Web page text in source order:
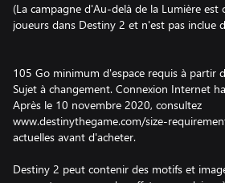
(La campagne d'Au-delà de la Lumière est
joueurs dans Destiny 2 et n'est pas inclue
105 Go minimum d'espace requis à partir
Sujet à changement. Connexion Internet
Après le 10 novembre 2020, consultez
www.destinythegame.com/size-
actuelles avant d'acheter.
Destiny 2 peut contenir des motifs et